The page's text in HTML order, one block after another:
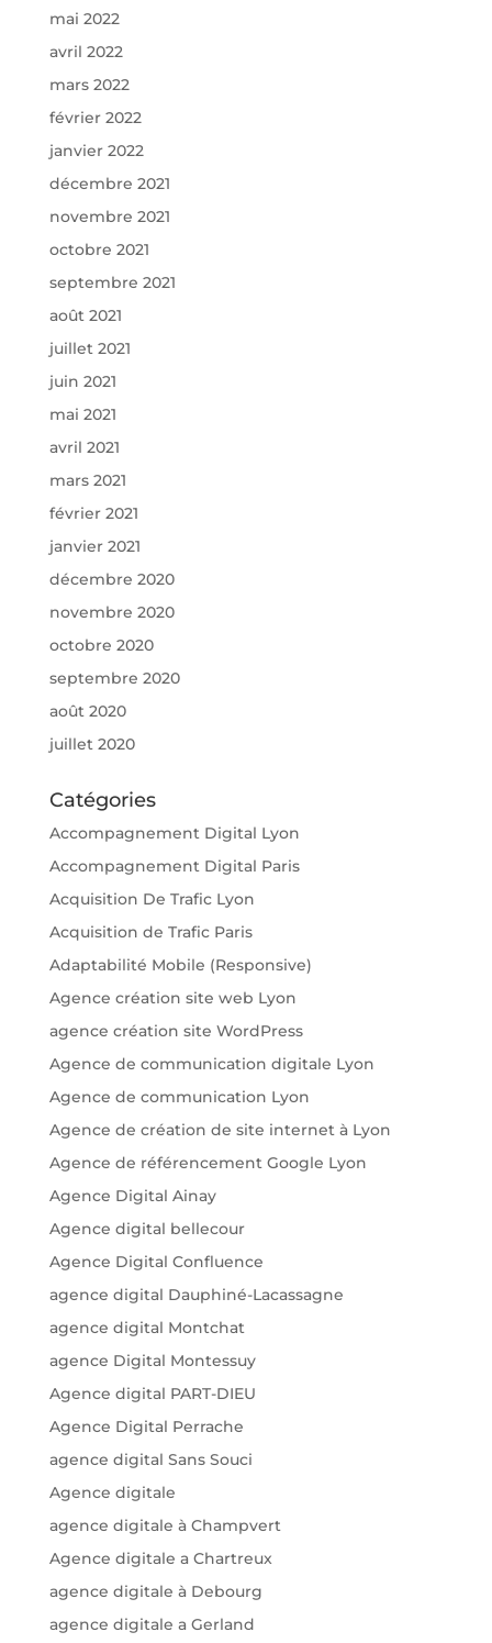
mai 2022
avril 2022
mars 2022
février 2022
janvier 2022
décembre 2021
novembre 2021
octobre 2021
septembre 2021
août 2021
juillet 2021
juin 2021
mai 2021
avril 2021
mars 2021
février 2021
janvier 2021
décembre 2020
novembre 2020
octobre 2020
septembre 2020
août 2020
juillet 2020
Catégories
Accompagnement Digital Lyon
Accompagnement Digital Paris
Acquisition De Trafic Lyon
Acquisition de Trafic Paris
Adaptabilité Mobile (Responsive)
Agence création site web Lyon
agence création site WordPress
Agence de communication digitale Lyon
Agence de communication Lyon
Agence de création de site internet à Lyon
Agence de référencement Google Lyon
Agence Digital Ainay
Agence digital bellecour
Agence Digital Confluence
agence digital Dauphiné-Lacassagne
agence digital Montchat
agence Digital Montessuy
Agence digital PART-DIEU
Agence Digital Perrache
agence digital Sans Souci
Agence digitale
agence digitale à Champvert
Agence digitale a Chartreux
agence digitale à Debourg
agence digitale a Gerland